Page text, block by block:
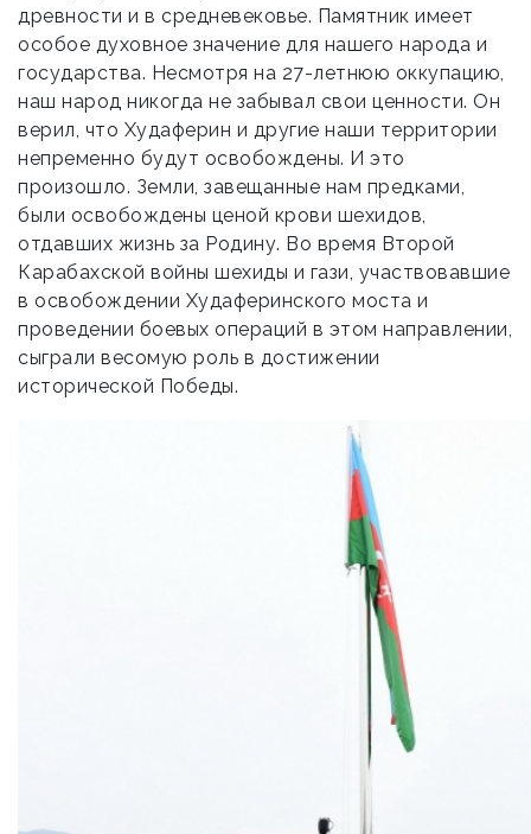
древности и в средневековье. Памятник имеет
особое духовное значение для нашего народа и
государства. Несмотря на 27-летнюю оккупацию,
наш народ никогда не забывал свои ценности. Он
верил, что Худаферин и другие наши территории
непременно будут освобождены. И это
произошло. Земли, завещанные нам предками,
были освобождены ценой крови шехидов,
отдавших жизнь за Родину. Во время Второй
Карабахской войны шехиды и гази, участвовавшие
в освобождении Худаферинского моста и
проведении боевых операций в этом направлении,
сыграли весомую роль в достижении
исторической Победы.